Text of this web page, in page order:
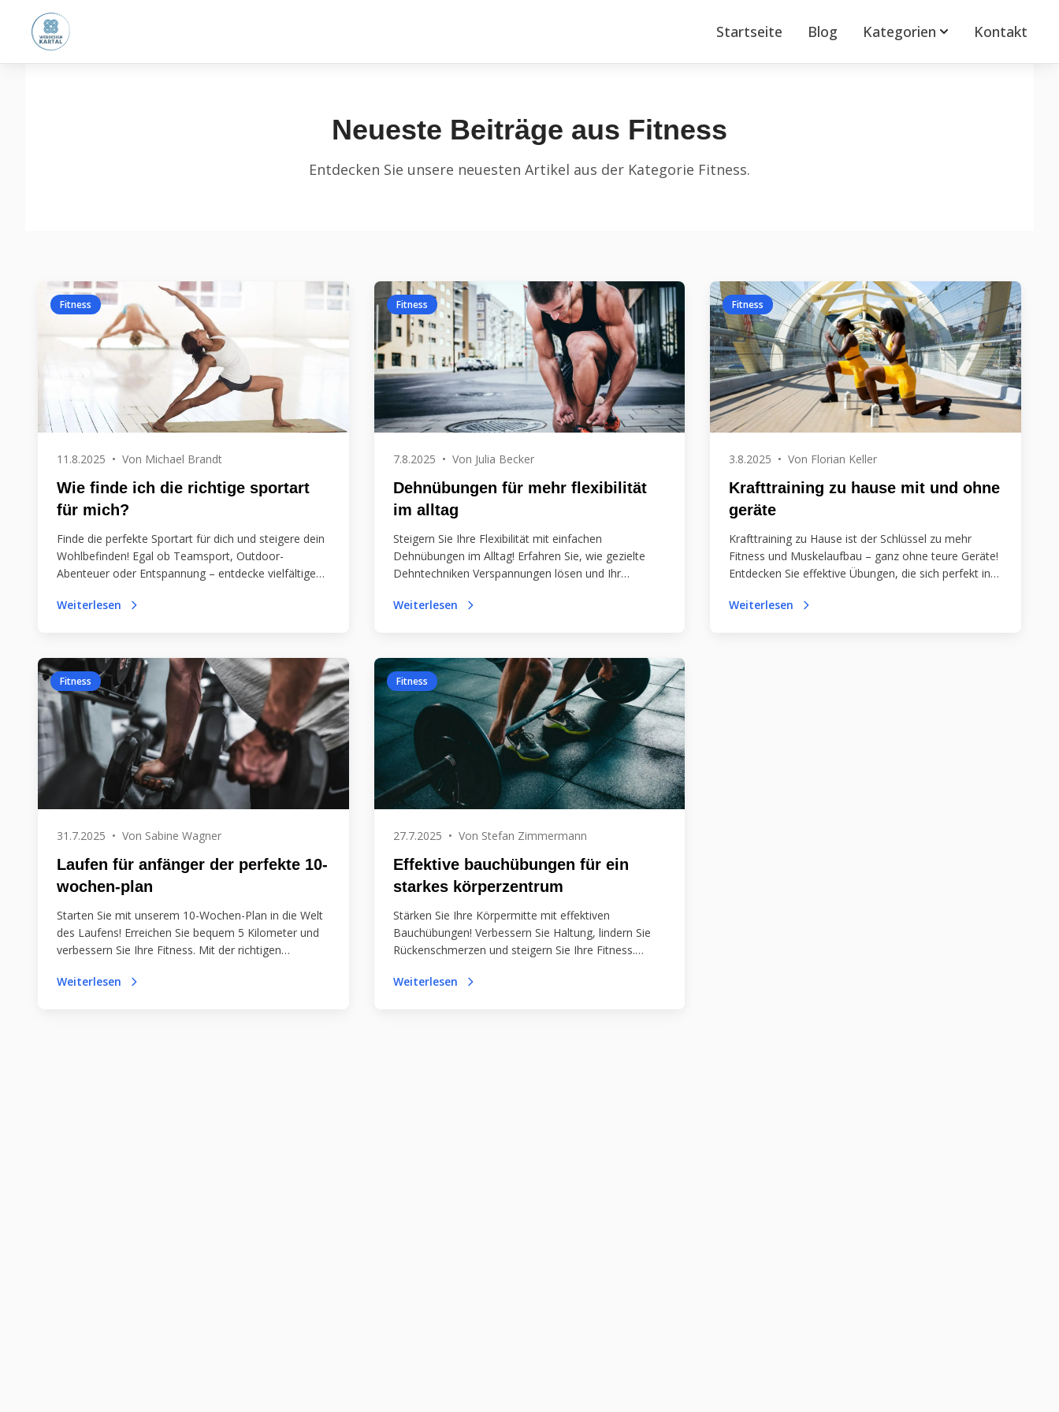
Startseite Blog Kategorien Kontakt
Neueste Beiträge aus Fitness
Entdecken Sie unsere neuesten Artikel aus der Kategorie Fitness.
Fitness
11.8.2025 • Von Michael Brandt
Wie finde ich die richtige sportart
für mich?
Finde die perfekte Sportart für dich und steigere dein
Wohlbefinden! Egal ob Teamsport, Outdoor-
Abenteuer oder Entspannung – entdecke vielfältige
deine Sportreise jetzt!
Weiterlesen
Fitness
7.8.2025 • Von Julia Becker
Dehnübungen für mehr flexibilität
im alltag
Steigern Sie Ihre Flexibilität mit einfachen
Dehnübungen im Alltag! Erfahren Sie, wie gezielte
Dehntechniken Verspannungen lösen und Ihr
und gesund!
Weiterlesen
Fitness
3.8.2025 • Von Florian Keller
Krafttraining zu hause mit und ohne
geräte
Krafttraining zu Hause ist der Schlüssel zu mehr
Fitness und Muskelaufbau – ganz ohne teure Geräte!
Entdecken Sie effektive Übungen, die sich perfekt in
heute!
Weiterlesen
Fitness
31.7.2025 • Von Sabine Wagner
Laufen für anfänger der perfekte 10-
wochen-plan
Starten Sie mit unserem 10-Wochen-Plan in die Welt
des Laufens! Erreichen Sie bequem 5 Kilometer und
verbessern Sie Ihre Fitness. Mit der richtigen
Erfolg!
Weiterlesen
Fitness
27.7.2025 • Von Stefan Zimmermann
Effektive bauchübungen für ein
starkes körperzentrum
Stärken Sie Ihre Körpermitte mit effektiven
Bauchübungen! Verbessern Sie Haltung, lindern Sie
Rückenschmerzen und steigern Sie Ihre Fitness.
Tipps zur Ernährung!
Weiterlesen